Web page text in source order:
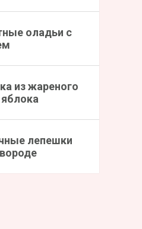
оладьи с
из жареного
лепешки